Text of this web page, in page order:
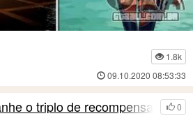
1.8k
09.10.2020 08:53:33
0
o triplo de recompensas